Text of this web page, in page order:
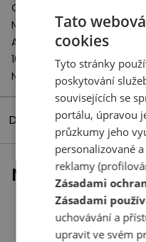
Odpovědný subjekt:
New Balance Europe BV
A-Factorij, Pilotenstraat 35
1059 CH Amsterdam
Netherlands
Detaily produktu
Naposledy
Tato
cookies
Tyto stránky
poskytování
souvisejících se
portálu, úpravou
průzkumy jeho
personalizované
reklamy
Zásadami
Zásadami
uchovávání a
upravit ve svém